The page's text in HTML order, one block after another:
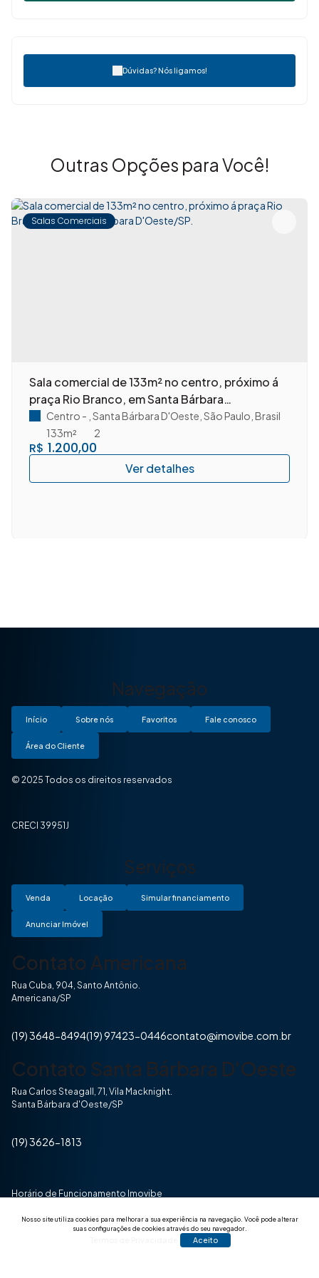
Nosso site utiliza cookies para melhorar a sua experiência na navegação. Você pode alterar
suas configurações de cookies através do seu navegador.
Aceito
imóvel representa mais do que uma negociação: é um
novo capítulo na vida de quem compra, vende ou aluga.
Dúvidas? Nós ligamos!
Outras Opções para Você!
Salas Comerciais
Sala comercial de 133m² no centro, próximo á
praça Rio Branco, em Santa Bárbara
D'Oeste/SP.
R$ 1.200,00
Centro Santa Bárbara D'Oeste São Paulo Brasil
2
133m²
Navegação
Início Sobre nós Favoritos Fale conosco
Área do Cliente
© 2025 Todos os direitos reservados
CRECI 39951J
Serviços
Venda Locação Simular financiamento
Anunciar Imóvel
Contato Americana
Rua Cuba, 904, Santo Antônio.
Americana/SP
(19) 3648-8494(19) 97423-0446contato@imovibe.com.br
Contato Santa Bárbara D'Oeste
Rua Carlos Steagall, 71, Vila Macknight.
Santa Bárbara d'Oeste/SP
(19) 3626-1813
Horário de Funcionamento Imovibe
Seg a Sexta das 8hrs às 17h30min